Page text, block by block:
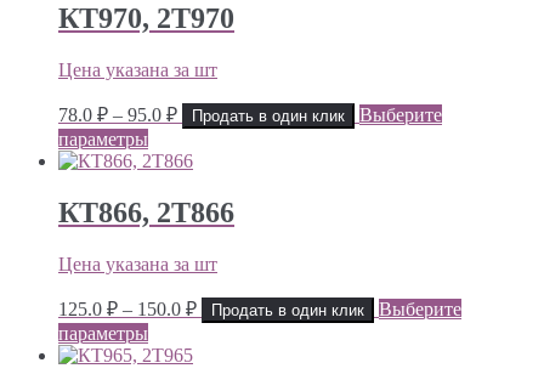
36.0 ₽
КТ970, 2Т970
Цена указана за шт
78.0 ₽ – 95.0 ₽Диапазон
цен:
78.0 ₽
95.0 ₽
Продать в один клик
Выберите
параметры
КТ866, 2Т866
Цена указана за шт
125.0 ₽ – 150.0 ₽Диапазон
цен:
Продать в один клик
Выберите
параметры